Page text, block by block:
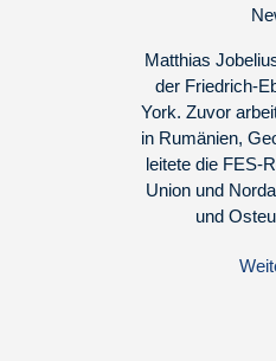
Matthias
der Friedrich-
York. Zuvor
in Rumänien,
leitete die FES-
Union und
und